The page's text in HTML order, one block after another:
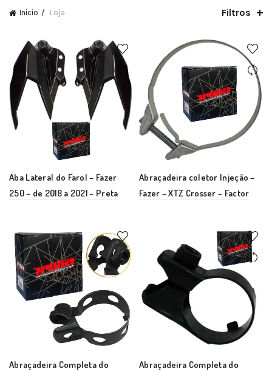
Início Loja Filtros
Aba Lateral do Farol – Fazer
250 – de 2018 a 2021 – Preta
Abraçadeira coletor Injeção –
Fazer – XTZ Crosser – Factor
Abraçadeira Completa do
Abraçadeira Completa do